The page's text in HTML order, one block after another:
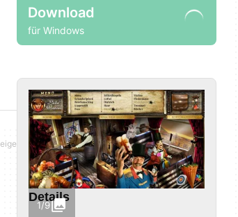
Download
für Windows
1/9
Details